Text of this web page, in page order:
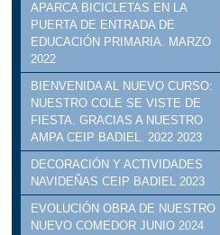
APARCA BICICLETAS EN LA
PUERTA DE ENTRADA DE
EDUCACIÓN PRIMARIA. MARZO
2022
BIENVENIDA AL NUEVO CURSO:
NUESTRO COLE SE VISTE DE
FIESTA. GRACIAS A NUESTRO
AMPA CEIP BADIEL. 2022 2023
DECORACIÓN Y ACTIVIDADES
NAVIDEÑAS CEIP BADIEL 2023
EVOLUCIÓN OBRA DE NUESTRO
NUEVO COMEDOR JUNIO 2024